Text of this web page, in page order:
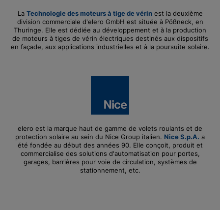
La Technologie des moteurs à tige de vérinest la deuxième
division commerciale d'elero GmbH est située à Pößneck, en
Thuringe. Elle est dédiée au développement et à la production
de moteurs à tiges de vérin électriques destinés aux dispositifs
en façade, aux applications industrielles et à la poursuite solaire.
elero est la marque haut de gamme de volets roulants et de
protection solaire au sein du Nice Group italien. Nice S.p.A. a
été fondée au début des années 90. Elle conçoit, produit et
commercialise des solutions d'automatisation pour portes,
garages, barrières pour voie de circulation, systèmes de
stationnement, etc.